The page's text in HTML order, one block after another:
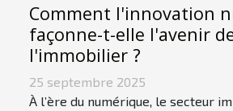
Comment l'innovation
façonne-t-elle l'avenir
l'immobilier ?
25 septembre 2025
À l’ère du numérique, le secteur